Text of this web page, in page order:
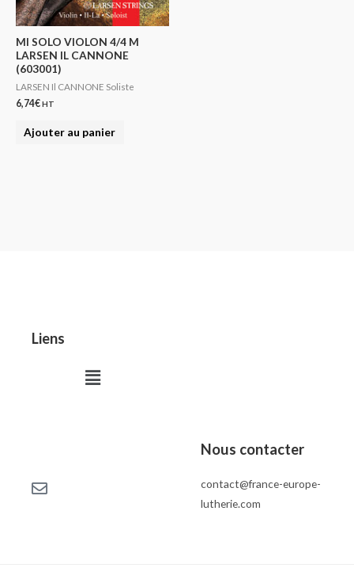
MI SOLO VIOLON 4/4 M
LARSEN IL CANNONE
(603001)
LARSEN Il CANNONE Soliste
6,74€HT
Ajouter au panier
Liens
Menu
Nous contacter
contact@france-europe-
lutherie.com